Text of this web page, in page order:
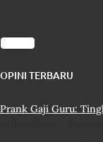
OPINI TERBARU
Prank Gaji Guru: